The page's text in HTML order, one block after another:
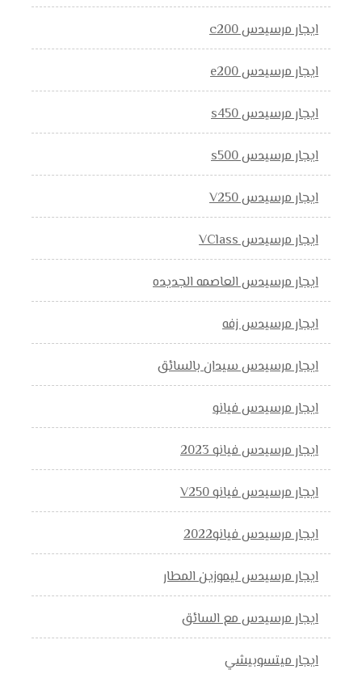
ايجار مرسيدس c200
ايجار مرسيدس e200
ايجار مرسيدس s450
ايجار مرسيدس s500
ايجار مرسيدس V250
ايجار مرسيدس VClass
ايجار مرسيدس العاصمه الجديده
ايجار مرسيدس زفه
ايجار مرسيدس سيدان بالسائق
ايجار مرسيدس فيانو
ايجار مرسيدس فيانو 2023
ايجار مرسيدس فيانو V250
ايجار مرسيدس فيانو2022
ايجار مرسيدس ليموزين المطار
ايجار مرسيدس مع السائق
ايجار ميتسوبيشي